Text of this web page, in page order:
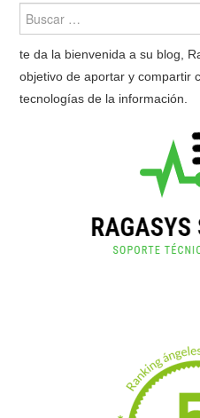
te da la bienvenida a su blog,
objetivo de aportar y compartir
tecnologías de la información.